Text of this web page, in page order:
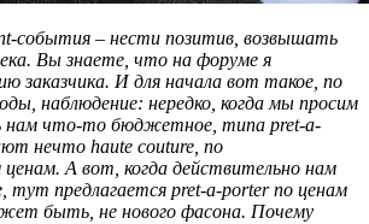
события – нести позитив, возвышать
Вы знаете, что на форуме я
заказчика. И для начала вот такое, по
наблюдение: нередко, когда мы просим
нам что-то бюджетное, типа pret-a-
нечто haute couture, по
А вот, когда действительно нам
тут предлагается pret-a-porter по ценам
быть, не нового фасона. Почему